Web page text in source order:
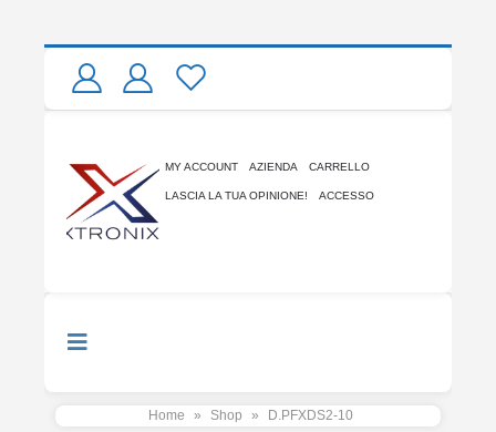
MY ACCOUNT AZIENDA CARRELLO
LASCIA LA TUA OPINIONE! ACCESSO
Home » Shop » D.PFXDS2-10